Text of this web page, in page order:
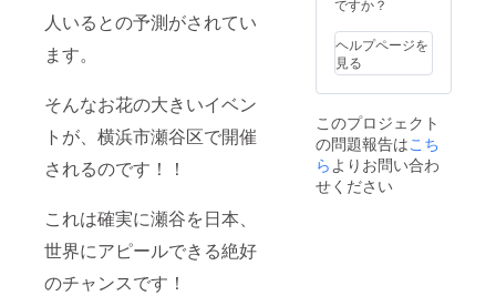
人いるとの予測がされてい
ます。
そんなお花の大きいイベン
トが、横浜市瀬谷区で開催
されるのです！！
これは確実に瀬谷を日本、
世界にアピールできる絶好
のチャンスです！
記入お
願いし
ます。
ヘルプページを
見る
このプロジェクト
の問題報告はこち
ら よりお問い合わ
せください